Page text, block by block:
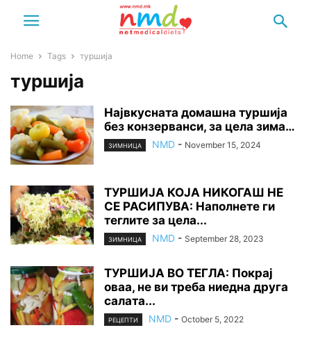
Home Tags туршија
туршија
Највкусната домашна туршија
без конзерванси, за цела зима…
ЗИМНИЦА NMD - November 15, 2024
ТУРШИЈА КОЈА НИКОГАШ НЕ
СЕ РАСИПУВА: Наполнете ги
теглите за цела...
ЗИМНИЦА NMD - September 28, 2023
ТУРШИЈА ВО ТЕГЛА: Покрај
оваа, не ви треба ниедна друга
салата...
РЕЦЕПТИ NMD - October 5, 2022